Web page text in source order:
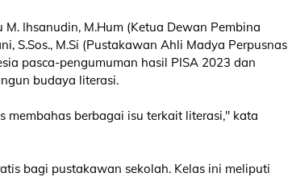
Ihsanudin, M.Hum (Ketua Dewan Pembina
S.Sos., M.Si (Pustakawan Ahli Madya Perpusnas
pasca-pengumuman hasil PISA 2023 dan
budaya literasi.
berbagai isu terkait literasi," kata
bagi pustakawan sekolah. Kelas ini meliputi